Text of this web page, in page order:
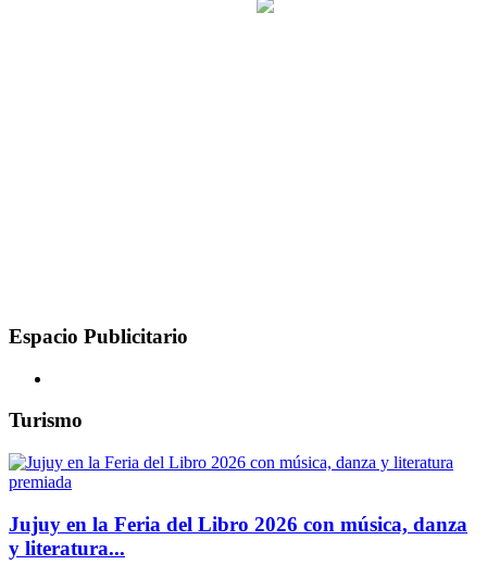
Espacio Publicitario
Turismo
Jujuy en la Feria del Libro 2026 con música, danza
y literatura...